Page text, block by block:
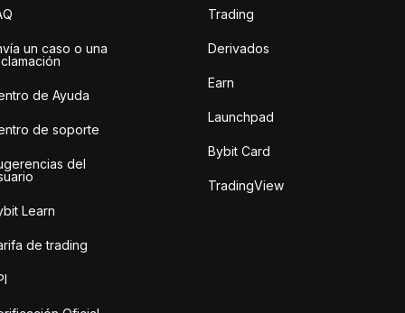
un caso o una
de Ayuda
de soporte
del
Learn
de trading
Trading
Derivados
Earn
Launchpad
Bybit Card
TradingView